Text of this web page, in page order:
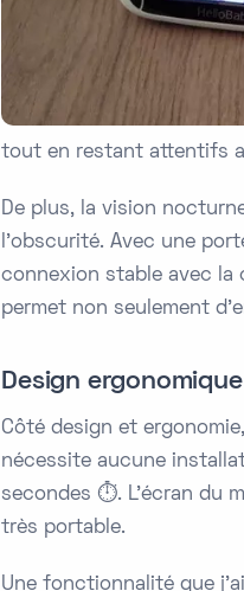
tout en restant attentifs
De plus, la vision
l'obscurité. Avec une
connexion stable avec la
permet non seulement
Design
Côté design et
nécessite aucune
secondes ⏱️. L'écran du
très portable.
Une fonctionnalité que